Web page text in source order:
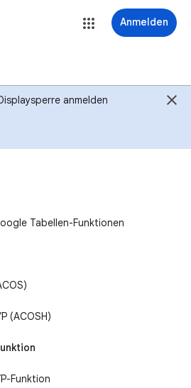
Anmelden
anmelden
Tabellen-Funktionen
(ACOSH)
Funktion